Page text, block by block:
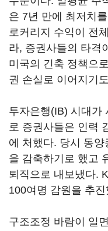
은 7년 만에 최저치
로커리지 수익이 전
라, 증권사들의 타격
미국의 긴축 정책으
권 손실로 이어지기
투자은행(IB) 시대가
로 증권사들은 인력
에 처했다. 당시 동
을 감축하기로 했고
퇴직으로 내보냈다.
100여명 감원을 추진
구조조정 바람이 일